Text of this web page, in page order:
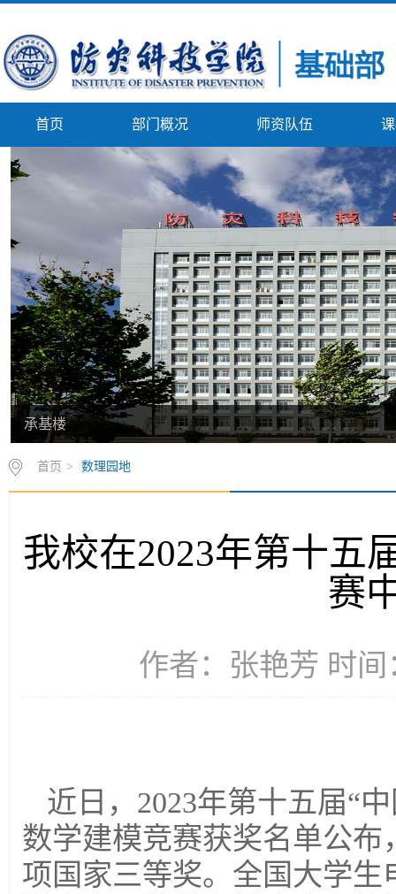
首页 部门概况 师资队伍
承基楼
首页 > 数理园地
我校在2023年第十五
赛
作者：张艳芳 时间
近日， 2023年第十五届“
数学建模竞赛获奖名单公布
项国家三等奖。全国大学